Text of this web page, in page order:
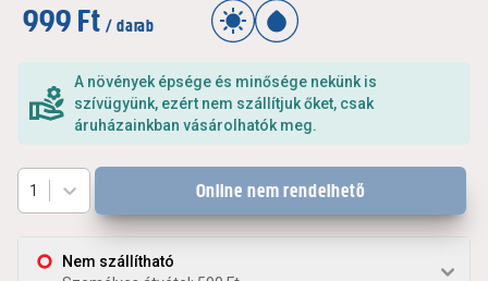
999 Ft / darab
A növények épsége és minősége nekünk is
szívügyünk, ezért nem szállítjuk őket, csak
áruházainkban vásárolhatók meg.
Nem szállítható
1 Online nem rendelhető